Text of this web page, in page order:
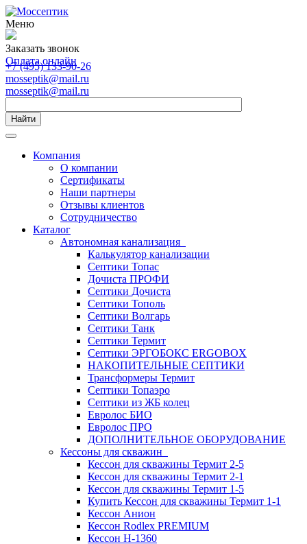
Меню
Заказать звонок
Оплата онлайн
+7 (495) 133-90-26
mosseptik@mail.ru
mosseptik@mail.ru
Найти
Компания
О компании
Сертификаты
Наши партнеры
Отзывы клиентов
Сотрудничество
Каталог
Автономная канализация
Калькулятор канализации
Септики Топас
Дочиста ПРОФИ
Септики Дочиста
Септики Тополь
Септики Волгарь
Септики Танк
Септики Термит
Септики ЭРГОБОКС ERGOBOX
НАКОПИТЕЛЬНЫЕ СЕПТИКИ
Трансформеры Термит
Септики Топаэро
Септики из ЖБ колец
Евролос БИО
Евролос ПРО
ДОПОЛНИТЕЛЬНОЕ ОБОРУДОВАНИЕ
Кессоны для скважин
Кессон для скважины Термит 2-5
Кессон для скважины Термит 2-1
Кессон для скважины Термит 1-5
Купить Кессон для скважины Термит 1-1
Кессон Анион
Кессон Rodlex PREMIUM
Кессон H-1360